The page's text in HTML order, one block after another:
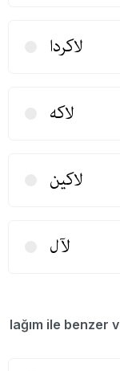
لاكردا
لاكه
لاكین
لآل
lağım ile benzer